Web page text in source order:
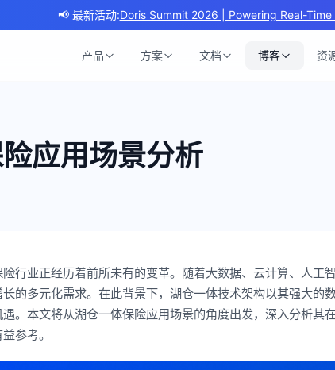
📢 最新活动:Doris Summit 2026 | Powering Real-
产品 方案 文档 博客 资
应用场景分析
行业正经历着前所未有的变革。随着大数据、云计算、人工
的多元化需求。在此背景下，湖仓一体技术架构以其强大的
。本文将从湖仓一体保险应用场景的角度出发，深入分析其
参考。